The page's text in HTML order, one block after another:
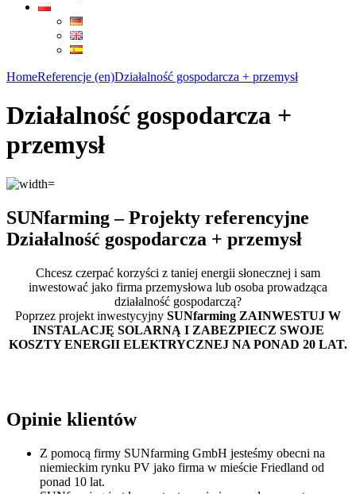
HomeReferencje (en)Działalność gospodarcza + przemysł
Działalność gospodarcza +
przemysł
SUNfarming – Projekty referencyjne
Działalność gospodarcza + przemysł
Chcesz czerpać korzyści z taniej energii słonecznej i sam
inwestować jako firma przemysłowa lub osoba prowadząca
działalność gospodarczą?
Poprzez projekt inwestycyjny SUNfarming ZAINWESTUJ W
INSTALACJĘ SOLARNĄ I ZABEZPIECZ SWOJE
KOSZTY ENERGII ELEKTRYCZNEJ NA PONAD 20 LAT.
Opinie klientów
Z pomocą firmy SUNfarming GmbH jesteśmy obecni na
niemieckim rynku PV jako firma w mieście Friedland od
ponad 10 lat.